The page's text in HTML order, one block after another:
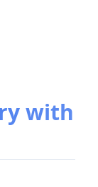
with